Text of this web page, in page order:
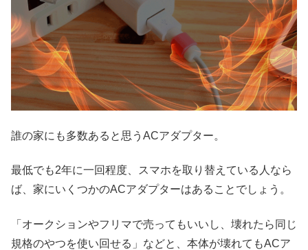
誰の家にも多数あると思うACアダプター。
最低でも2年に一回程度、スマホを取り替えている人なら
ば、家にいくつかのACアダプターはあることでしょう。
「オークションやフリマで売ってもいいし、壊れたら同じ
規格のやつを使い回せる」などと、本体が壊れてもACア